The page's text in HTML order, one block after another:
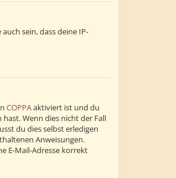
sein, dass deine IP-
COPPAaktiviert ist und du
Wenn dies nicht der Fall
du dies selbst erledigen
Anweisungen.
E-Mail-Adresse korrekt